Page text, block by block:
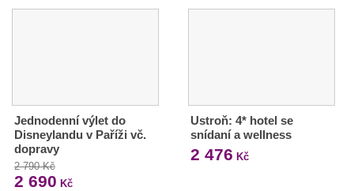
Jednodenní výlet do
Disneylandu v Paříži vč.
dopravy
2 790 Kč
2 690 Kč
Ustroň: 4* hotel se
snídaní a wellness
2 476 Kč